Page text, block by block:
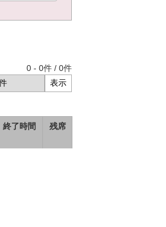
0 - 0件 / 0件
終了時間 残席